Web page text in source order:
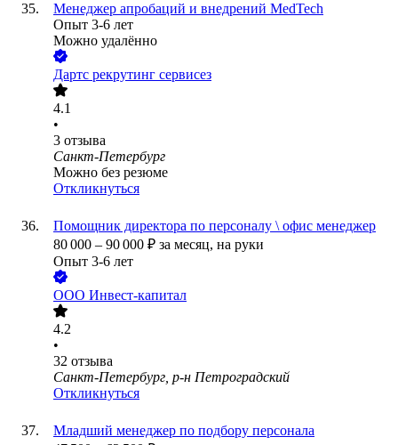
Менеджер апробаций и внедрений MedTech
Опыт 3-6 лет
Можно удалённо
Дартс рекрутинг сервисез
4.1
•
3 отзыва
Санкт-Петербург
Можно без резюме
Откликнуться
Помощник директора по персоналу \ офис менеджер
80 000 – 90 000 ₽ за месяц, на руки
Опыт 3-6 лет
ООО Инвест-капитал
4.2
•
32 отзыва
Санкт-Петербург, р-н Петроградский
Откликнуться
Младший менеджер по подбору персонала